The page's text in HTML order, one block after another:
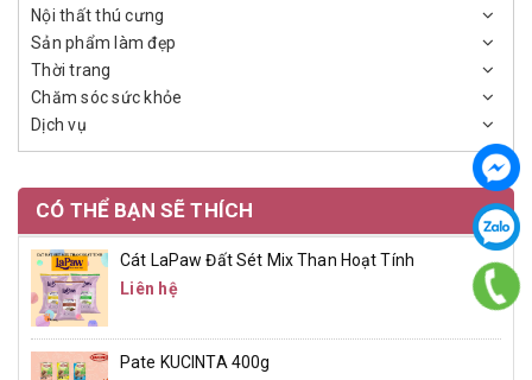
Nội thất thú cưng
Sản phẩm làm đẹp
Thời trang
Chăm sóc sức khỏe
Dịch vụ
CÓ THỂ BẠN SẼ THÍCH
Cát LaPaw Đất Sét Mix Than Hoạt Tính
Liên hệ
Pate KUCINTA 400g